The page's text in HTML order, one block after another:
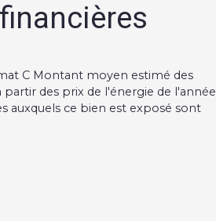
C Montant moyen estimé des
des prix de l'énergie de l'année
auxquels ce bien est exposé sont